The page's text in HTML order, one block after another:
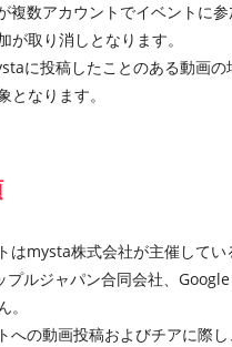
複数アカウントでイベントに
が取り消しとなります。
に投稿したことのある動画
となります。
はmysta株式会社が主催して
プルジャパン合同会社、
。
への動画投稿およびチアに際